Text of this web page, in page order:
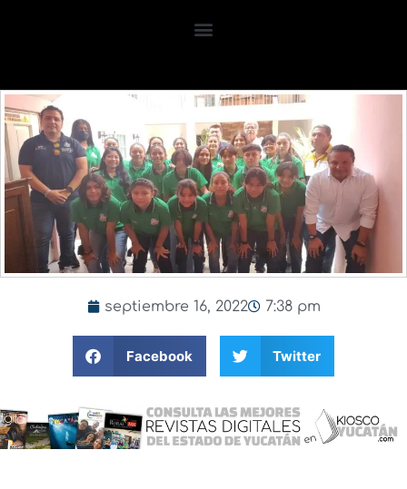
septiembre 16, 2022 7:38 pm
Facebook Twitter